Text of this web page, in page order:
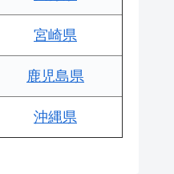
宮崎県
鹿児島県
沖縄県